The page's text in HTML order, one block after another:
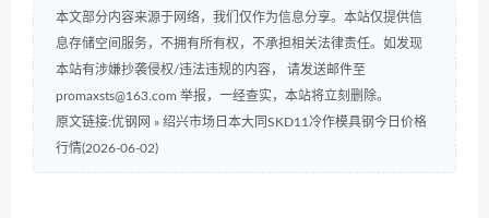
本文部分内容来源于网络，我们仅作为信息分享。本站仅提供信
息存储空间服务，不拥有所有权，不承担相关法律责任。如发现
本站有涉嫌抄袭侵权/违法违规的内容， 请发送邮件至
promaxsts@163.com 举报，一经查实，本站将立刻删除。
原文链接:优钢网 » 绍兴市场日本大同SKD11冷作模具钢今日价格
行情(2026-06-02)